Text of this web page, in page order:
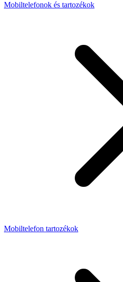
Mobiltelefonok és tartozékok
Mobiltelefon tartozékok